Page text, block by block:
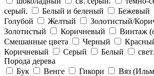
серый.
Белый и беленый Бежевый
Голубой
Желтый
Золотистый/
Золотистый
Коричневый
Винтаж
Смешанные цвета
Черный
Коричневый
Серый Белый
Порода дерева
Бук
Венге Гикори Вяз